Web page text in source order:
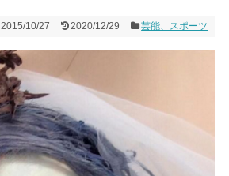
2015/10/27 2020/12/29 芸能、スポーツ